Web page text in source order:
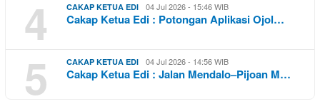
4 CAKAP KETUA EDI 04 Jul 2026 - 15:46 WIB
Cakap Ketua Edi : Potongan Aplikasi Ojol…
5 CAKAP KETUA EDI 04 Jul 2026 - 14:56 WIB
Cakap Ketua Edi : Jalan Mendalo–Pijoan M…